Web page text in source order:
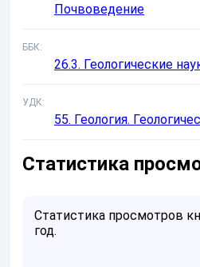
Почвоведение
ББК
26.3. Геологические
УДК
55. Геология.
Статистика
Статистика просмотров
год.